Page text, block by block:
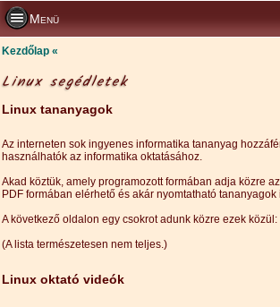
Menü
Kezdőlap
Linux segédletek
Linux tananyagok
Az interneten sok ingyenes informatika tananyag
használhatók az informatika oktatásához.
Akad köztük, amely programozott formában adja közre
PDF formában elérhető és akár nyomtatható tananyagok
A következő oldalon egy csokrot adunk közre ezek közül:
(A lista természetesen nem teljes.)
Linux oktató videók